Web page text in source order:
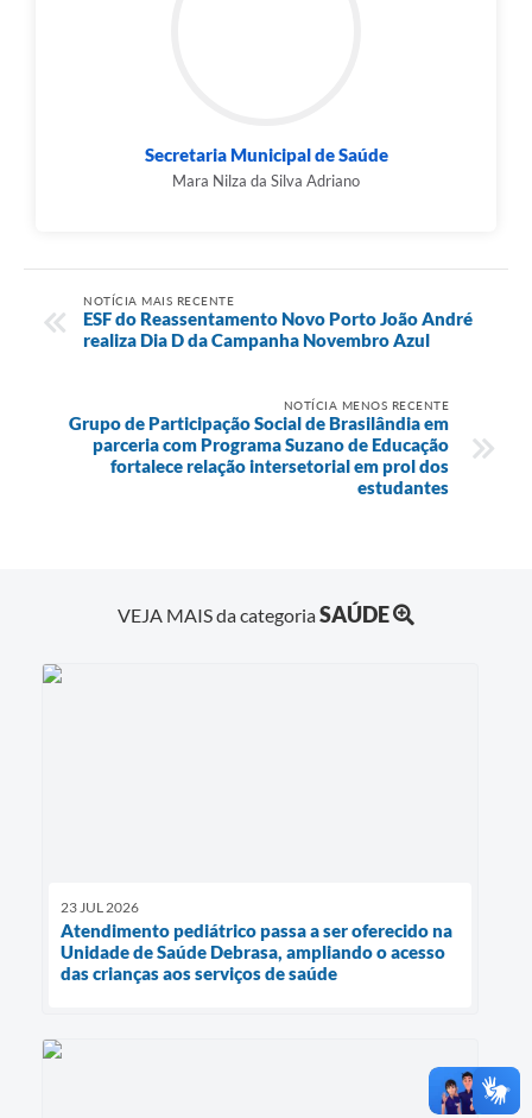
Secretaria Municipal de Saúde
Mara Nilza da Silva Adriano
NOTÍCIA MAIS RECENTE
ESF do Reassentamento Novo Porto João André
realiza Dia D da Campanha Novembro Azul
NOTÍCIA MENOS RECENTE
Grupo de Participação Social de Brasilândia em
parceria com Programa Suzano de Educação
fortalece relação intersetorial em prol dos
estudantes
VEJA MAIS da categoriaSAÚDE
23 JUL 2026
Atendimento pediátrico passa a ser oferecido na
Unidade de Saúde Debrasa, ampliando o acesso
das crianças aos serviços de saúde